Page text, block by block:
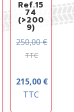
Ref.15
74
(>200
9)
250,00€
TTC
215,00 €
TTC